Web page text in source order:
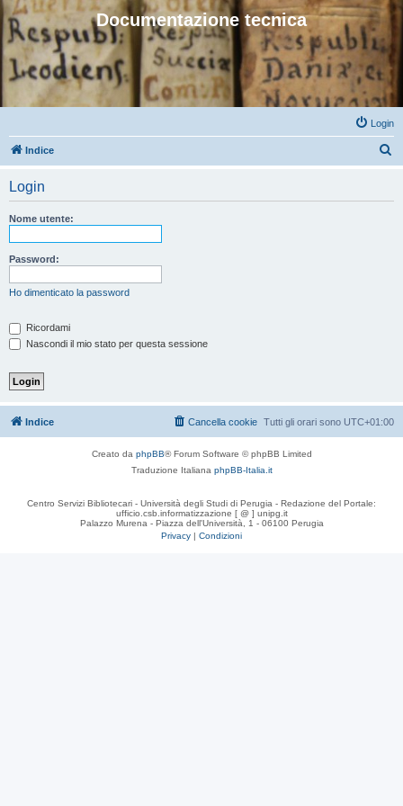
Documentazione tecnica
Login
Indice
Login
Nome utente:
Password:
Ho dimenticato la password
Ricordami
Nascondi il mio stato per questa sessione
Indice Tutti gli orari sono UTC+01:00
Cancella cookie
Creato da phpBB® Forum Software © phpBB Limited
Traduzione Italiana phpBB-Italia.it
Centro Servizi Bibliotecari - Università degli Studi di Perugia - Redazione del Portale:
ufficio.csb.informatizzazione [ @ ] unipg.it
Palazzo Murena - Piazza dell'Università, 1 - 06100 Perugia
Privacy | Condizioni